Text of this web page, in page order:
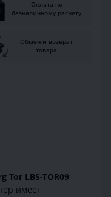
Оплата по
безналичному расчету
Обмен и возврат
товара
Tor LBS-TOR09 —
имеет